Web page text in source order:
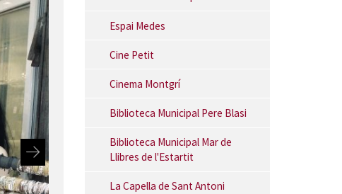
Espai Medes
Cine Petit
Cinema Montgrí
Biblioteca Municipal Pere Blasi
Biblioteca Municipal Mar de
Llibres de l'Estartit
La Capella de Sant Antoni